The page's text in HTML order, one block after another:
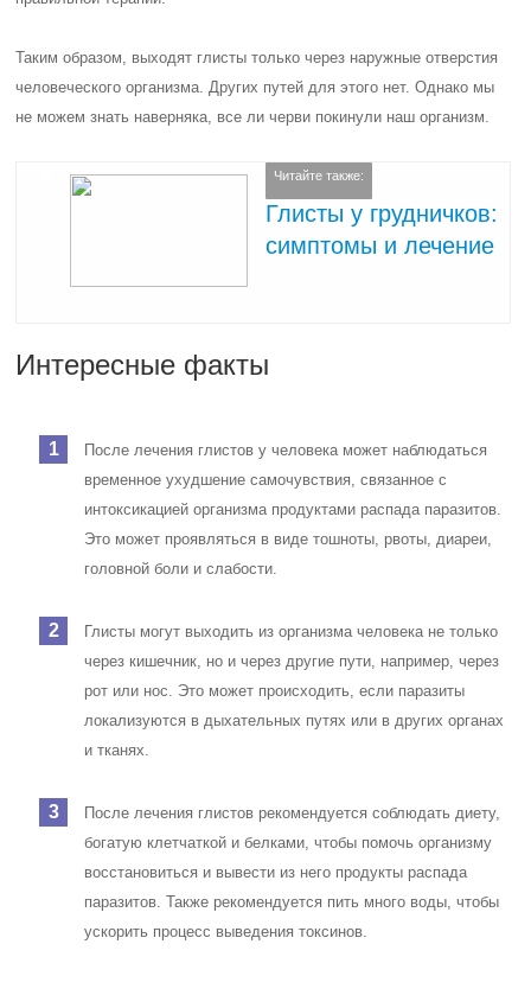
Таким образом, выходят глисты только через наружные отверстия
человеческого организма. Других путей для этого нет. Однако мы
не можем знать наверняка, все ли черви покинули наш организм.
Читайте также:
Глисты у грудничков:
симптомы и лечение
Интересные факты
После лечения глистов у человека может наблюдаться
временное ухудшение самочувствия, связанное с
интоксикацией организма продуктами распада паразитов.
Это может проявляться в виде тошноты, рвоты, диареи,
головной боли и слабости.
Глисты могут выходить из организма человека не только
через кишечник, но и через другие пути, например, через
рот или нос. Это может происходить, если паразиты
локализуются в дыхательных путях или в других органах
и тканях.
После лечения глистов рекомендуется соблюдать диету,
богатую клетчаткой и белками, чтобы помочь организму
восстановиться и вывести из него продукты распада
паразитов. Также рекомендуется пить много воды, чтобы
ускорить процесс выведения токсинов.